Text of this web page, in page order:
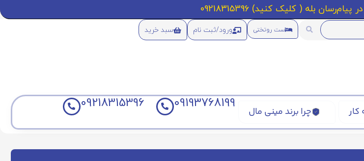
بله ( کلیک کنید) 09218315396
ست روتختی ورود/ثبت نام سبد خرید
کار چرا برند مینی مال
09193768199
09218315396